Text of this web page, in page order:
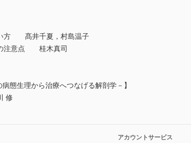
い方 髙井千夏，村島温子
の注意点 桂木真司
態生理から治療へつなげる解剖学－】
修
アカウントサービス